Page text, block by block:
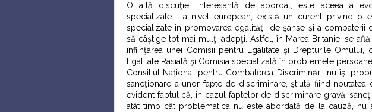
O altă discuţie, interesantă de abordat, este aceea a
specializate. La nivel european, există un curent privind o
specializate în promovarea egalităţii de şanse şi a combaterii
să câştige tot mai mulţi adepţi. Astfel, în Marea Britanie, se
înfiinţarea unei Comisii pentru Egalitate şi Drepturile Omului,
Egalitate Rasială şi Comisia specializată în problemele
Consiliul Naţional pentru Combaterea Discriminării nu îşi
sancţionare a unor fapte de discriminare, ştiută fiind noutatea
evident faptul că, în cazul faptelor de discriminare gravă,
atât timp cât problematica nu este abordată de la cauză, nu